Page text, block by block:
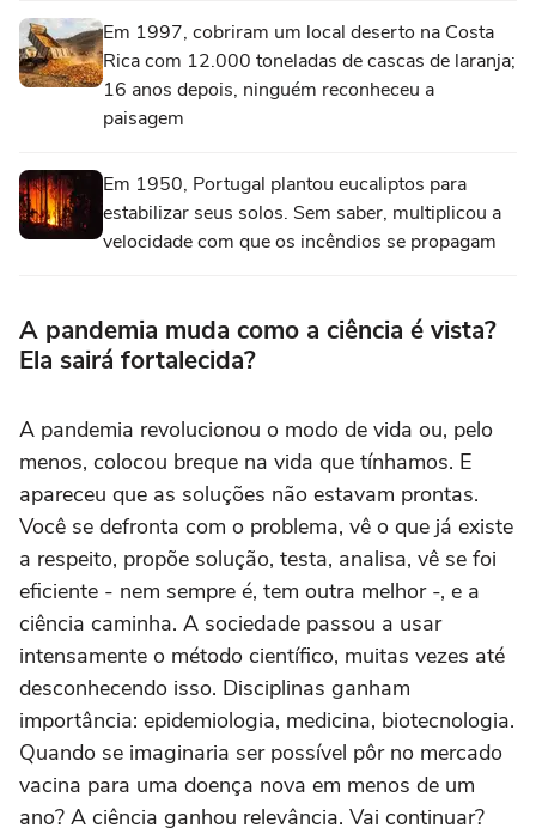
Em 1997, cobriram um local deserto na Costa
Rica com 12.000 toneladas de cascas de laranja;
16 anos depois, ninguém reconheceu a
paisagem
Em 1950, Portugal plantou eucaliptos para
estabilizar seus solos. Sem saber, multiplicou a
velocidade com que os incêndios se propagam
A pandemia muda como a ciência é vista?
Ela sairá fortalecida?
A pandemia revolucionou o modo de vida ou, pelo
menos, colocou breque na vida que tínhamos. E
apareceu que as soluções não estavam prontas.
Você se defronta com o problema, vê o que já existe
a respeito, propõe solução, testa, analisa, vê se foi
eficiente - nem sempre é, tem outra melhor -, e a
ciência caminha. A sociedade passou a usar
intensamente o método científico, muitas vezes até
desconhecendo isso. Disciplinas ganham
importância: epidemiologia, medicina, biotecnologia.
Quando se imaginaria ser possível pôr no mercado
vacina para uma doença nova em menos de um
ano? A ciência ganhou relevância. Vai continuar?